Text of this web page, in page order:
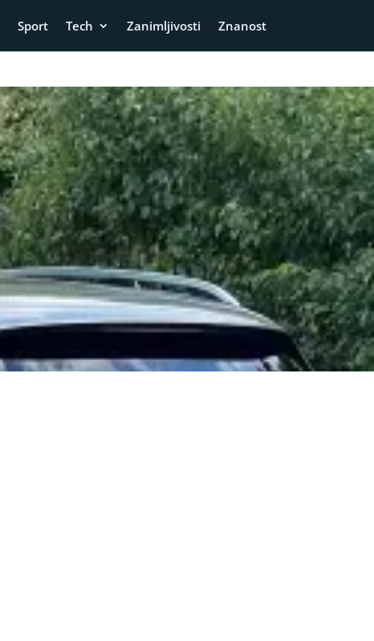
Sport Tech Zanimljivosti Znanost